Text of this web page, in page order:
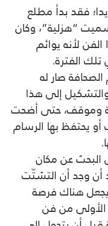
فقد بدأ مطلع
“هزلية”، وكان
لأنه يوائم
الفترة.
صار له
إلى هذا
وموقف، حتى أضحت
يحتفظ بها الرسام
البحث عن مكان
أن وجد أن التشتّت
يجعل هناك فرصة
الأولى من فن